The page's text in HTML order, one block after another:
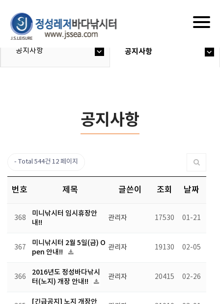
공지사항 공지사항
공지사항
Total 544건 12 페이지
번호 제목 글쓴이 조회 날짜
368
미니낚시터 임시휴장안
내!!
관리자 17530 01-21
367
미니낚시터 2월 5일(금) O
pen 안내!!
관리자 19130 02-05
366
2016년도 정성바다낚시
터(노지) 개장 안내!!
관리자 20415 02-26
[긴급공지] 노지 개장안